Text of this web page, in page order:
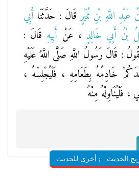
عَبْدِ اللَّهِ بْنِ نُمَيْرٍقَالَ : حَدَّثَنَا أَبِي
بْنُ أَبِي خَالِدٍ ، عَنْ أَبِيهِ قَالَ :
: قَالَ رَسُولُ اللَّهِ صَلَّى اللَّهُ عَلَيْهِ
خَادِمُهُ بِطَعَامِهِ ، فَلْيُجْلِسْهُ ،
فَلْيُنَاوِلْهُ مِنْهُ
الحديثشروح أخرى للحديث